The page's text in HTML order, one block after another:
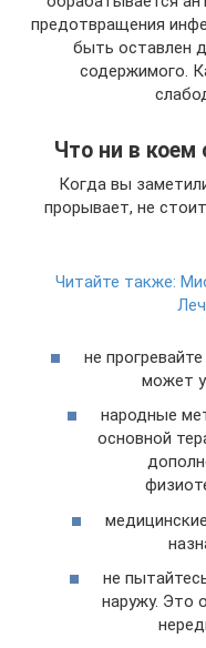
предотвращения
быть оставлен
содержимого.
Что ни в коем
Когда вы
прорывает, не
Читайте также:
не
может
народные
основной
не
наружу. Это